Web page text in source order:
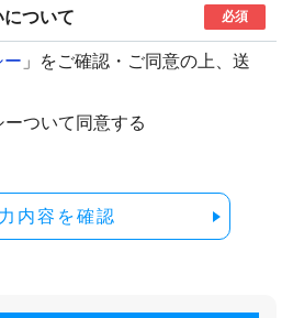
ついて 必須
ー 」をご確認・ご同意の上、送
ついて同意する
内容を確認